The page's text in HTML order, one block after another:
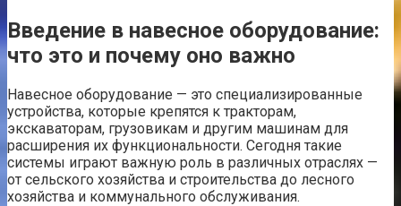
Введение в навесное оборудование:
что это и почему оно важно
Навесное оборудование — это специализированные
устройства, которые крепятся к тракторам,
экскаваторам, грузовикам и другим машинам для
расширения их функциональности. Сегодня такие
системы играют важную роль в различных отраслях —
от сельского хозяйства и строительства до лесного
хозяйства и коммунального обслуживания.